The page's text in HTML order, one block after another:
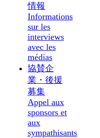
情報
Informations
sur les
interviews
avec les
médias
協賛企
業・後援
募集
Appel aux
sponsors et
aux
sympathisants